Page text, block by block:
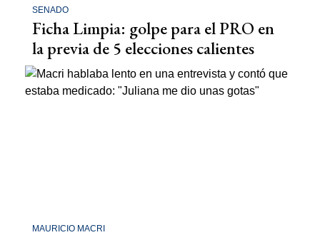
SENADO
Ficha Limpia: golpe para el PRO en
la previa de 5 elecciones calientes
MAURICIO MACRI